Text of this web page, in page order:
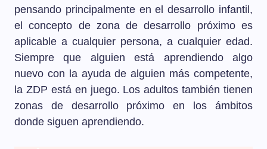
pensando principalmente en el desarrollo infantil,
el concepto de zona de desarrollo próximo es
aplicable a cualquier persona, a cualquier edad.
Siempre que alguien está aprendiendo algo
nuevo con la ayuda de alguien más competente,
la ZDP está en juego. Los adultos también tienen
zonas de desarrollo próximo en los ámbitos
donde siguen aprendiendo.